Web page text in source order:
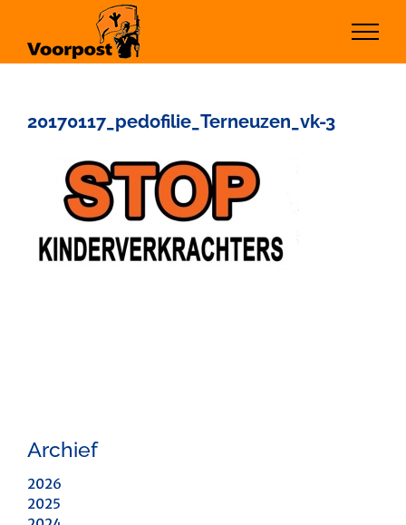
inhoud
20170117_pedofilie_Terneuzen_vk-3
Archief
2026
2025